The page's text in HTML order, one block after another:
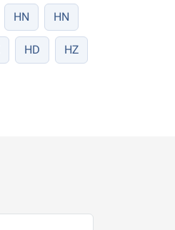
HN HN
HD HZ